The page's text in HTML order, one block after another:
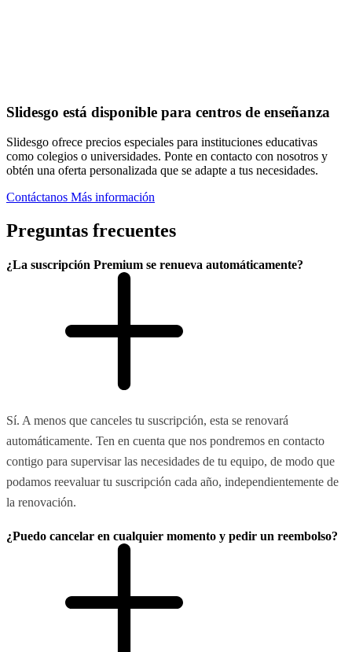
Slidesgo está disponible para centros de enseñanza
Slidesgo ofrece precios especiales para instituciones educativas
como colegios o universidades. Ponte en contacto con nosotros y
obtén una oferta personalizada que se adapte a tus necesidades.
Contáctanos Más información
Preguntas frecuentes
¿La suscripción Premium se renueva automáticamente?
Sí. A menos que canceles tu suscripción, esta se renovará
automáticamente. Ten en cuenta que nos pondremos en contacto
contigo para supervisar las necesidades de tu equipo, de modo que
podamos reevaluar tu suscripción cada año, independientemente de
la renovación.
¿Puedo cancelar en cualquier momento y pedir un reembolso?